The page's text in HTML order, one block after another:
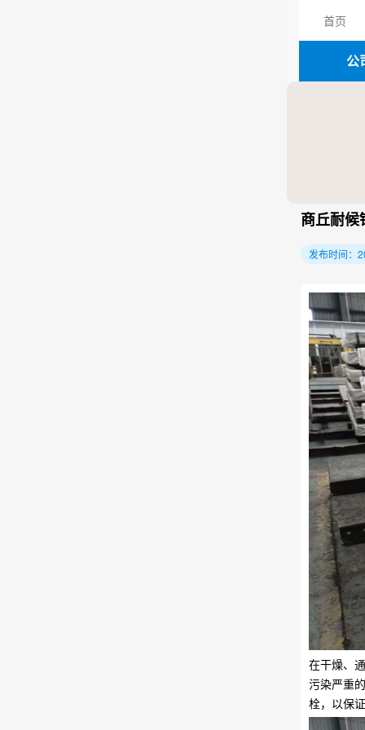
公
首页
商丘耐候
发布时间：
在干燥、
污染严重
栓，以保